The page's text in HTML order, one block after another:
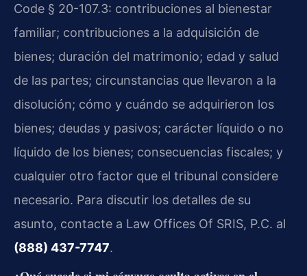
Code § 20-107.3: contribuciones al bienestar
familiar; contribuciones a la adquisición de
bienes; duración del matrimonio; edad y salud
de las partes; circunstancias que llevaron a la
disolución; cómo y cuándo se adquirieron los
bienes; deudas y pasivos; carácter líquido o no
líquido de los bienes; consecuencias fiscales; y
cualquier otro factor que el tribunal considere
necesario. Para discutir los detalles de su
asunto, contacte a Law Offices Of SRIS, P.C. al
(888) 437-7747.